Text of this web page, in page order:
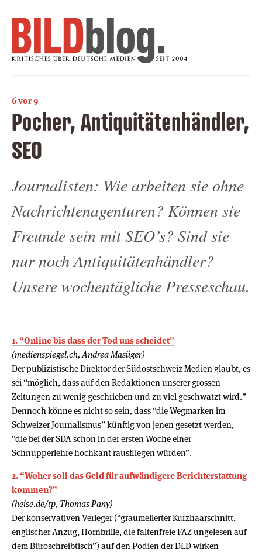
6 vor 9
Pocher, Antiquitätenhändler,
SEO
Journalisten: Wie arbeiten sie ohne
Nachrichtenagenturen? Können sie
Freunde sein mit SEO’s? Sind sie
nur noch Antiquitätenhändler?
Unsere wochentägliche Presseschau.
1. “Online bis dass der Tod uns scheidet”
(medienspiegel.ch, Andrea Masüger)
Der publizistische Direktor der Südostschweiz Medien glaubt, es
sei “möglich, dass auf den Redaktionen unserer grossen
Zeitungen zu wenig geschrieben und zu viel geschwatzt wird.”
Dennoch könne es nicht so sein, dass “die Wegmarken im
Schweizer Journalismus” künftig von jenen gesetzt werden,
“die bei der SDA schon in der ersten Woche einer
Schnupperlehre hochkant rausfliegen würden”.
2. “Woher soll das Geld für aufwändigere Berichterstattung
kommen?”
(heise.de/tp, Thomas Pany)
Der konservativen Verleger (“graumelierter Kurzhaarschnitt,
englischer Anzug, Hornbrille, die faltenfreie FAZ ungelesen auf
dem Büroschreibtisch”) auf den Podien der DLD wirken